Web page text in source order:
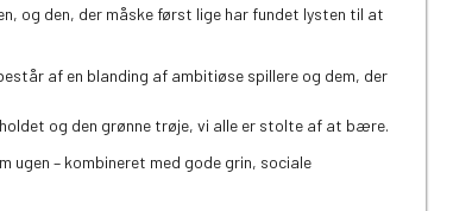
og den, der måske først lige har fundet lysten til at
af en blanding af ambitiøse spillere og dem, der
og den grønne trøje, vi alle er stolte af at bære.
ugen – kombineret med gode grin, sociale